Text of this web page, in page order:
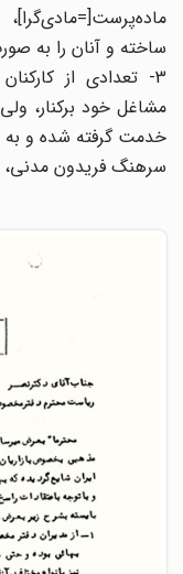
ساخته و آنان را به
3- تعدادی از
مشاغل خود برکنار،
خدمت گرفته شده و به
سرهنگ فریدون مدنی،